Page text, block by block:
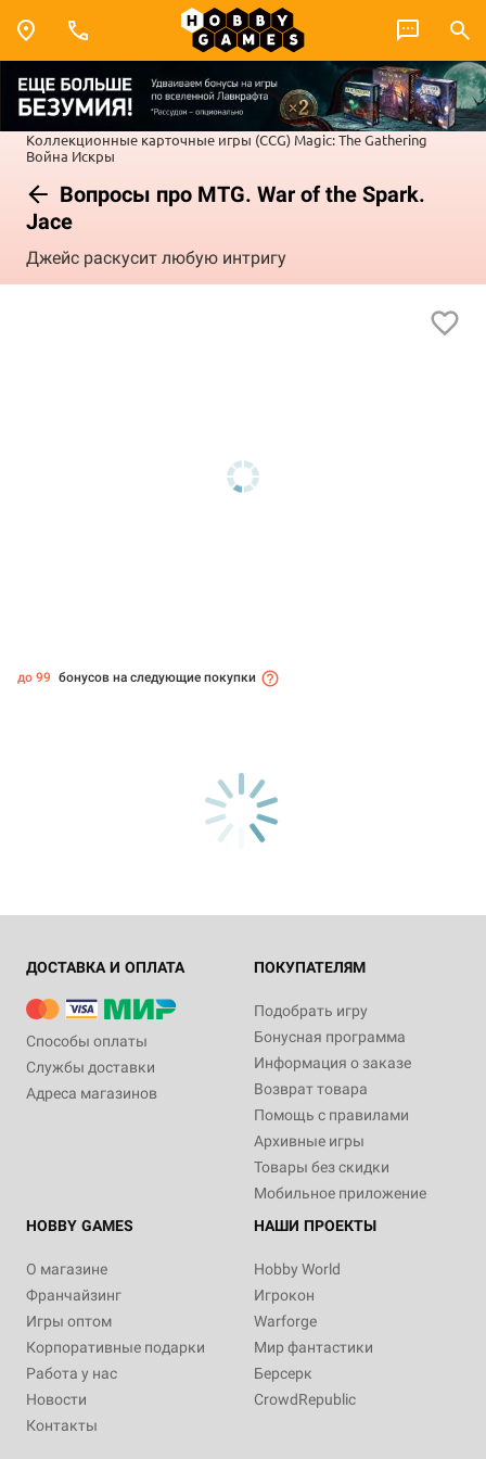
Коллекционные карточные игры (CCG) Magic: The Gathering
Война Искры
Вопросы про MTG. War of the Spark.
Jace
Джейс раскусит любую интригу
до 99 бонусов на следующие покупки
ДОСТАВКА И ОПЛАТА
Способы оплаты
Службы доставки
Адреса магазинов
ПОКУПАТЕЛЯМ
Подобрать игру
Бонусная программа
Информация о заказе
Возврат товара
Помощь с правилами
Архивные игры
Товары без скидки
Мобильное приложение
HOBBY GAMES
О магазине
Франчайзинг
Игры оптом
Корпоративные подарки
Работа у нас
Новости
Контакты
НАШИ ПРОЕКТЫ
Hobby World
Игрокон
Warforge
Мир фантастики
Берсерк
CrowdRepublic